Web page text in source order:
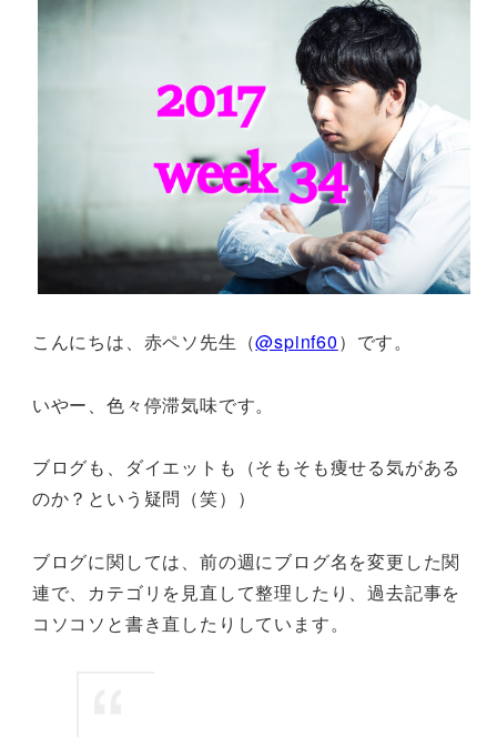
こんにちは、赤ペソ先生（@spinf60）です。
いやー、色々停滞気味です。
ブログも、ダイエットも（そもそも痩せる気がある
のか？という疑問（笑））
ブログに関しては、前の週にブログ名を変更した関
連で、カテゴリを見直して整理したり、過去記事を
コソコソと書き直したりしています。